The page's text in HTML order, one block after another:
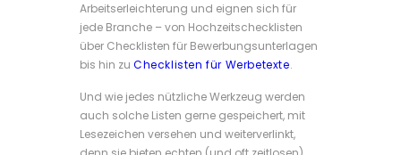
Arbeitserleichterung und eignen sich für
jede Branche – von Hochzeitschecklisten
über Checklisten für Bewerbungsunterlagen
bis hin zu Checklisten für Werbetexte.
Und wie jedes nützliche Werkzeug werden
auch solche Listen gerne gespeichert, mit
Lesezeichen versehen und weiterverlinkt,